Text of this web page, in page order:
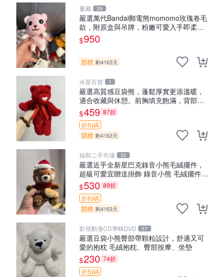
董藏 29
嚴選萬代Bandai郵電熊momomo玫瑰卷毛
款，附原盒與吊牌，粉嫩可愛入手即柔軟
～ 玫瑰卷毛 郵電熊 正品
$950
競標 剩4163天
水星百貨 1
嚴選高質感豆袋熊，蓬鬆厚實更添溫暖，
適合收藏與休憩。前胸填充飽滿，背部亦
具優雅設計。 豆袋熊 保暖 溫柔 蓬松
$459 87折
折扣碼
競標 剩4163天
福和二手市場 32
嚴選近乎全新星巴克錄音小熊毛絨擺件，
超級可愛宜贈送掛飾 錄音小熊 毛絨擺件
贈品
$530 89折
折扣碼
競標 剩4163天
影視動漫CD專輯DVD 57
嚴選豆袋小熊臀部帶顆粒設計，舒適又可
愛的抱枕 毛絨抱枕、臀部按摩、坐墊
$230 74折
折扣碼